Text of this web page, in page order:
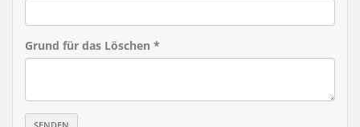
Grund für das Löschen *